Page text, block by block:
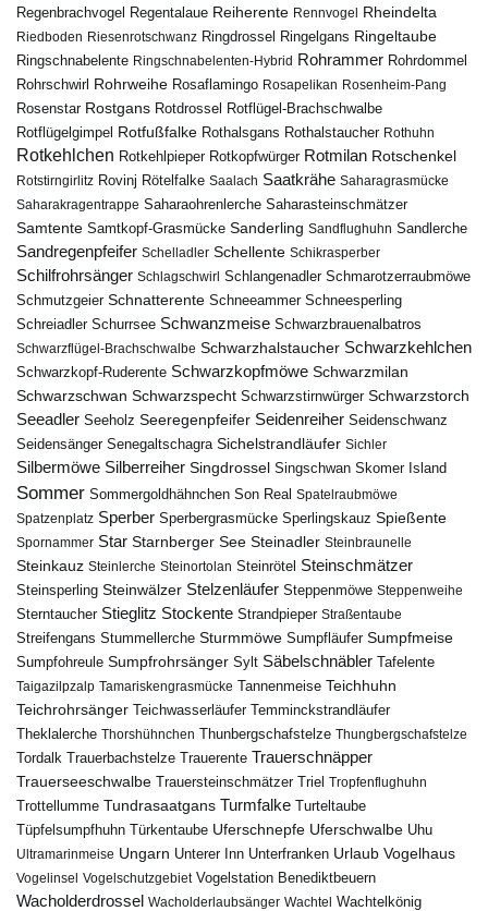
Regenbrachvogel Regentalaue Reiherente Rennvogel Rheindelta
Riedboden Riesenrotschwanz Ringdrossel Ringelgans Ringeltaube
Ringschnabelente Ringschnabelenten-Hybrid Rohrammer Rohrdommel
Rohrschwirl Rohrweihe Rosaflamingo Rosapelikan Rosenheim-Pang
Rosenstar Rostgans Rotdrossel
Rotflügel-Brachschwalbe
Rotflügelgimpel Rotfußfalke Rothalsgans Rothalstaucher Rothuhn
Rotkehlchen Rotkehlpieper Rotkopfwürger Rotmilan Rotschenkel
Rotstirngirlitz Rovinj Rötelfalke Saalach Saatkrähe Saharagrasmücke
Saharakragentrappe Saharaohrenlerche Saharasteinschmätzer
Samtente Samtkopf-Grasmücke Sanderling Sandflughuhn Sandlerche
Sandregenpfeifer Schelladler Schellente Schikrasperber
Schilfrohrsänger Schlagschwirl Schlangenadler Schmarotzerraubmöwe
Schmutzgeier Schnatterente Schneeammer Schneesperling
Schreiadler Schurrsee Schwanzmeise Schwarzbrauenalbatros
Schwarzflügel-Brachschwalbe Schwarzhalstaucher Schwarzkehlchen
Schwarzkopf-Ruderente Schwarzkopfmöwe Schwarzmilan
Schwarzschwan Schwarzspecht Schwarzstirnwürger Schwarzstorch
Seeadler Seeholz Seeregenpfeifer Seidenreiher Seidenschwanz
Seidensänger Senegaltschagra Sichelstrandläufer Sichler
Silbermöwe Silberreiher Singdrossel Singschwan Skomer Island
Sommer Sommergoldhähnchen Son Real Spatelraubmöwe
Spatzenplatz Sperber Sperbergrasmücke Sperlingskauz Spießente
Spornammer Star Starnberger See Steinadler Steinbraunelle
Steinkauz Steinlerche Steinortolan Steinrötel Steinschmätzer
Steinsperling Steinwälzer Stelzenläufer Steppenmöwe Steppenweihe
Sterntaucher Stieglitz Stockente Strandpieper Straßentaube
Streifengans Stummellerche Sturmmöwe Sumpfläufer Sumpfmeise
Sumpfohreule Sumpfrohrsänger Sylt Säbelschnäbler Tafelente
Taigazilpzalp Tamariskengrasmücke Tannenmeise Teichhuhn
Teichrohrsänger Teichwasserläufer Temminckstrandläufer
Theklalerche Thorshühnchen Thunbergschafstelze Thungbergschafstelze
Tordalk Trauerbachstelze Trauerente Trauerschnäpper
Trauerseeschwalbe Trauersteinschmätzer Triel Tropfenflughuhn
Trottellumme Tundrasaatgans Turmfalke Turteltaube
Tüpfelsumpfhuhn
Türkentaube Uferschnepfe Uferschwalbe Uhu
Ultramarinmeise Ungarn Unterer Inn Unterfranken Urlaub Vogelhaus
Vogelinsel Vogelschutzgebiet Vogelstation Benediktbeuern
Wacholderdrossel Wacholderlaubsänger Wachtel Wachtelkönig